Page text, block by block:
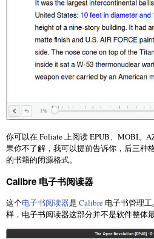
你可以在 Foliate 上阅读 EPUB、MOBI、
果你不了解，我可以提前告诉你，后三种
的书籍的闭源格式。
Calibre 电子书阅读器
这个电子书阅读器是 Calibre 电子书管理
样，电子书阅读器这部分并不是软件整体